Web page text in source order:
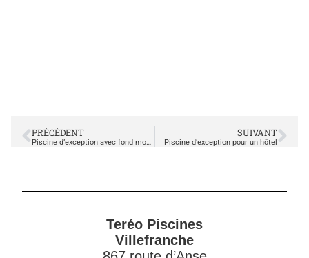
PRÉCÉDENT SUIVANT
Piscine d’exception pour un hôtel
Teréo Piscines
Villefranche